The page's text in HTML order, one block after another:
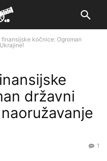
kočnice: Ogroman
državni
1